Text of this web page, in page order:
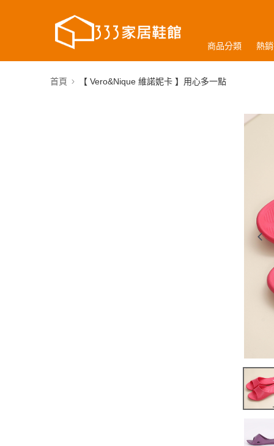
商品分類 熱
首頁 【 Vero&Nique 維諾妮卡 】用心多一點